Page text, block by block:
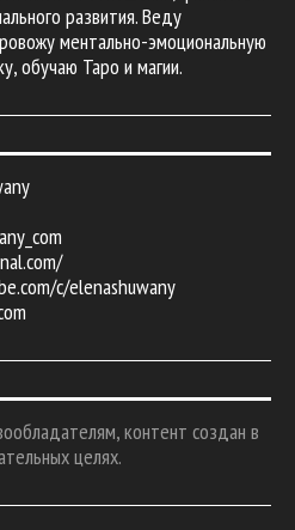
развития. Веду
ментально-эмоциональную
обучаю Таро и магии.
c/elenashuwany
контент создан в
целях.